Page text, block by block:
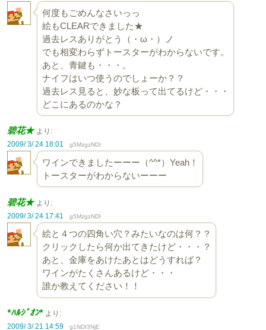
何度もごめんなさいっっ
絵もCLEARできました★
過去レスありがとう（・ω・）ノ
でも相変わらずトースターがわからないです。
あと、青鍵も・・・。
ナイフはいつ使うのでしょーか？？
過去レス見ると、妙な板って出てるけど・・・
どこにあるのかな？
碧花★ より:
2009/ 3/ 24 18:01
g5MzgzNDI
ワインできましたーーー（^^*）Yeah！
トースターがわからないーーー
碧花★ より:
2009/ 3/ 24 17:41
g5MzgzNDI
絵と４つの四角い穴？みたいなのは何？？
クリックしたら何か出てきたけど・・・？
あと、金庫をあけたあとはどうすれば？
ワインがたくさんあるけど・・・
誰か教えてください！！
*ﾊﾙｼﾞｵﾝ* より:
2009/ 3/ 21 14:59
g1NDI3NjE